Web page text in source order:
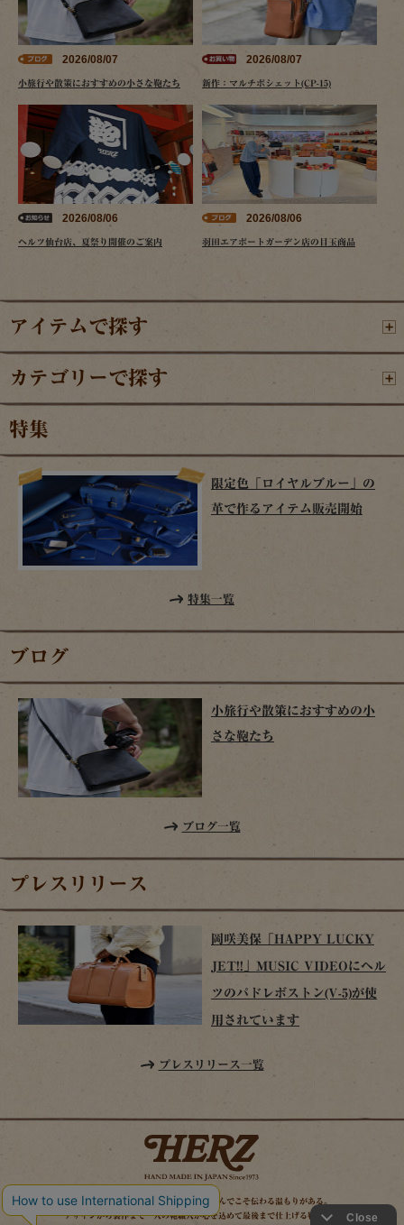
2026/08/07
小旅行や散策におすすめの小さな鞄たち
2026/08/07
新作：マルチポシェット(CP-15)
2026/08/06
ヘルツ仙台店、夏祭り開催のご案内
2026/08/06
羽田エアポートガーデン店の目玉商品
アイテムで探す
カテゴリーで探す
特集
限定色「ロイヤルブルー」の
革で作るアイテム販売開始
特集一覧
ブログ
小旅行や散策におすすめの小
さな鞄たち
ブログ一覧
プレスリリース
岡咲美保「HAPPY LUCKY
JET!!」MUSIC VIDEOにヘル
ツのパドレボストン(V-5)が使
用されています
プレスリリース一覧
時を経てこそ解る味わいがある。使い込んでこそ伝わる温もりがある。
デザインから製作まで一人の鞄職人が心を込めて最後まで仕上げる鞄作り。